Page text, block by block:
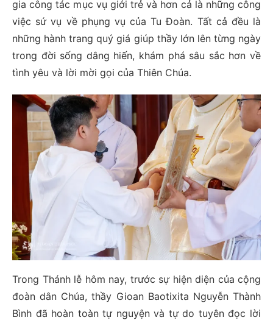
gia công tác mục vụ giới trẻ và hơn cả là những công
việc sứ vụ về phụng vụ của Tu Đoàn. Tất cả đều là
những hành trang quý giá giúp thầy lớn lên từng ngày
trong đời sống dâng hiến, khám phá sâu sắc hơn về
tình yêu và lời mời gọi của Thiên Chúa.
Trong Thánh lễ hôm nay, trước sự hiện diện của cộng
đoàn dân Chúa, thầy Gioan Baotixita Nguyễn Thành
Bình đã hoàn toàn tự nguyện và tự do tuyên đọc lời